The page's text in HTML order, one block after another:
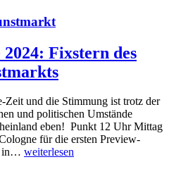
Fixstern des
Zeit und die Stimmung ist trotz der
und politischen Umstände
eben! Punkt 12 Uhr Mittag
für die ersten Preview-
in… weiterlesen